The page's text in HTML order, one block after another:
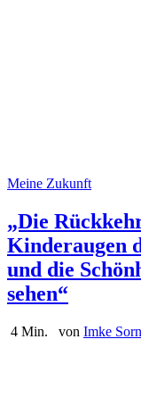
Meine Zukunft
„Die
Kinderaugen
und die
sehen“
4 Min. von Imke